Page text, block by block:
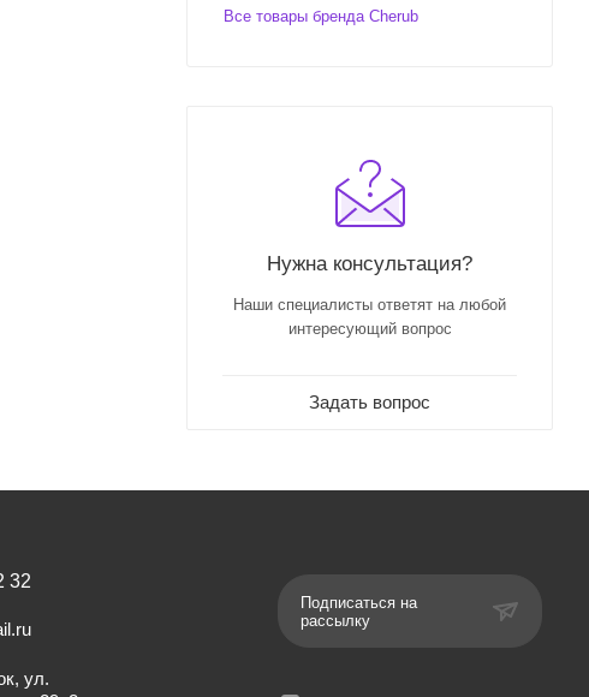
Все товары бренда Cherub
Нужна консультация?
Наши специалисты ответят на любой
интересующий вопрос
Задать вопрос
32
ул.
Подписаться на
рассылку